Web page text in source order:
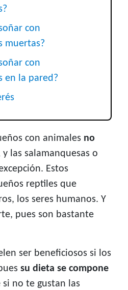
con
muertas?
con
en la pared?
con animales no
y las salamanquesas o
Estos
reptiles que
los seres humanos. Y
pues son bastante
ser beneficiosos si los
su dieta se compone
si no te gustan las